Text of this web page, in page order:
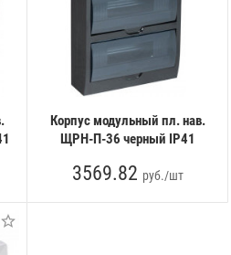
Корпус модульный пл. нав.
ЩРН-П-36 черный IP41
3569.82 руб./шт